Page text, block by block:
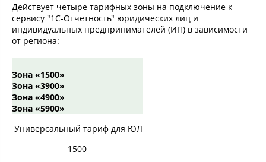
Действует четыре тарифных зоны на подключение к
сервису "1С-Отчетность" юридических лиц и
индивидуальных предпринимателей (ИП) в зависимости
от региона:
Зона «1500»
Зона «3900»
Зона «4900»
Зона «5900»
Универсальный тариф для ЮЛ
1500